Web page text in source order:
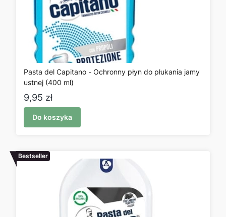
Pasta del Capitano - Ochronny płyn do płukania jamy
ustnej (400 ml)
Cena
9,95 zł
Do koszyka
Bestseller